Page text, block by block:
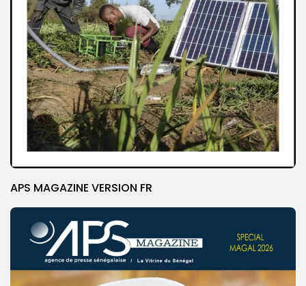
APS MAGAZINE VERSION FR